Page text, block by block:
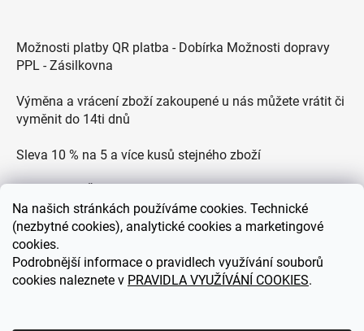
Na našich stránkách používáme cookies. Technické
(nezbytné cookies), analytické cookies a marketingové
cookies.
Podrobnější informace o pravidlech využívání souborů
cookies naleznete v PRAVIDLA VYUŽÍVÁNÍ COOKIES.
Možnosti platby QR platba - Dobírka Možnosti dopravy
PPL - Zásilkovna
Výměna a vrácení zboží zakoupené u nás můžete vrátit či
vyměnit do 14ti dnů
Sleva 10 % na 5 a více kusů stejného zboží
Zákaznická podpora každý všední den od 9.00 do 18.00
hodin